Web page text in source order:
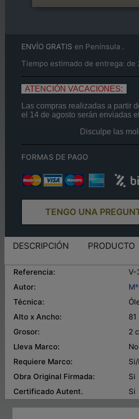
ENVÍO GRATIS en Península .
Tiempo estimado de entrega: de
ATENCIÓN VACACIONES:
Las compras realizadas a partir
el 14 de agosto serán enviadas
Disculpe las
FORMAS DE PAGO
TENGO UNA
DESCRIPCIÓN PRODUCTO
Referencia:
V-
Autor:
Técnica:
Alto x Ancho:
Grosor:
2
Lleva Marco:
No
Requiere Marco:
Obra Original Firmada:
Si
Certificado Autent.
Si